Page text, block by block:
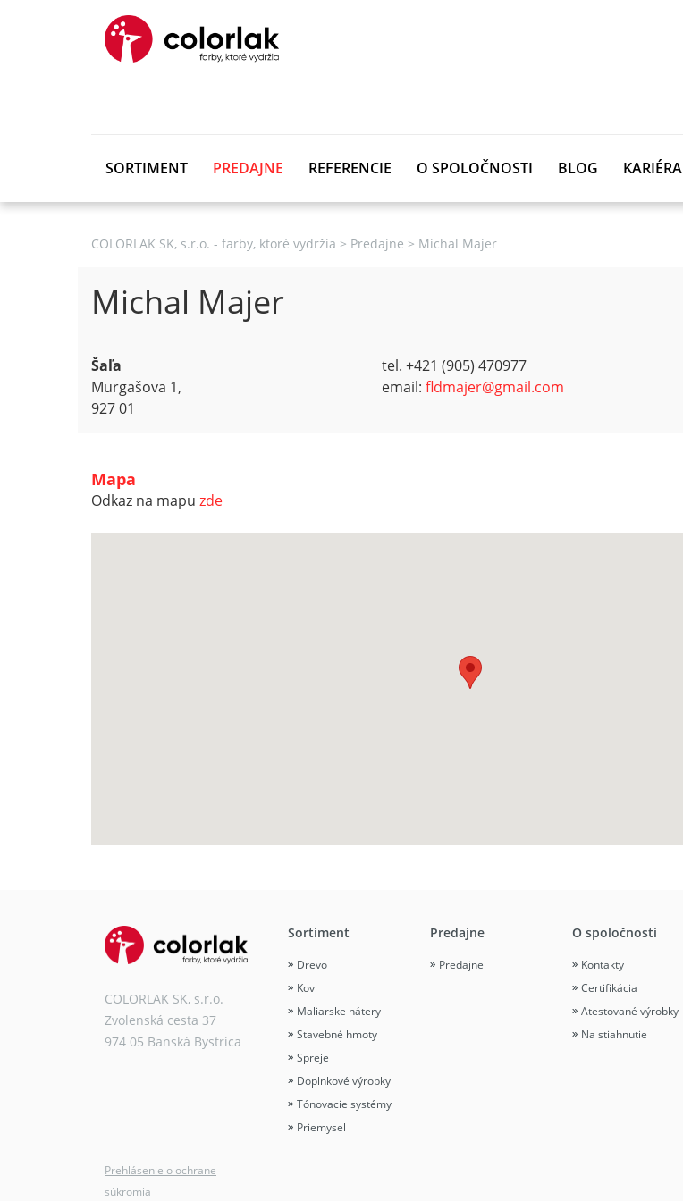
SORTIMENT PREDAJNE REFERENCIE O SPOLOČNOSTI BLOG KARIÉRA
COLORLAK SK, s.r.o. - farby, ktoré vydržia > Predajne > Michal Majer
Michal Majer
Šaľa
Murgašova 1,
927 01
tel. +421 (905) 470977
email: fldmajer@gmail.com
Mapa
Odkaz na mapu zde
COLORLAK SK, s.r.o.
Zvolenská cesta 37
974 05 Banská Bystrica
Prehlásenie o ochrane
súkromia
Sortiment
Drevo
Kov
Maliarske nátery
Stavebné hmoty
Spreje
Doplnkové výrobky
Tónovacie systémy
Priemysel
Predajne
Predajne
O spoločnosti
Kontakty
Certifikácia
Atestované výrobky
Na stiahnutie